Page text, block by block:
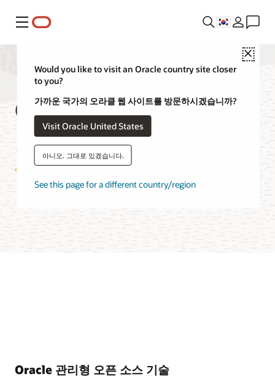
메뉴
Close
Would you like to visit an Oracle country site closer
to you?
가까운 국가의 오라클 웹 사이트를 방문하시겠습니까?
Visit Oracle United States
아니오. 그대로 있겠습니다.
See this page for a different country/region
OpenSearch
기능으로 검색
Oracle 관리형 오픈 소스 기술